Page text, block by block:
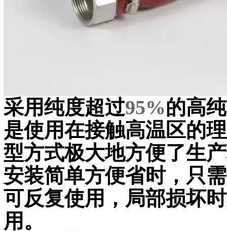
采用纯度超过95%的高
是使用在接触高温区的
型方式极大地方便了生
安装简单方便省时，只
可反复使用，局部损坏
用。